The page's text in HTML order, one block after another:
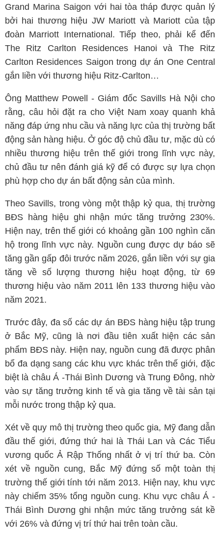
Grand Marina Saigon với hai tòa tháp được quản lý
bởi hai thương hiệu JW Mariott và Mariott của tập
đoàn Marriott International. Tiếp theo, phải kể đến
The Ritz Carlton Residences Hanoi và The Ritz
Carlton Residences Saigon trong dự án One Central
gắn liền với thương hiệu Ritz-Carlton…
Ông Matthew Powell - Giám đốc Savills Hà Nội cho
rằng, câu hỏi đặt ra cho Việt Nam xoay quanh khả
năng đáp ứng nhu cầu và năng lực của thị trường bất
động sản hàng hiệu. Ở góc độ chủ đầu tư, mặc dù có
nhiều thương hiệu trên thế giới trong lĩnh vực này,
chủ đầu tư nên đánh giá kỹ để có được sự lựa chọn
phù hợp cho dự án bất động sản của mình.
Theo Savills, trong vòng một thập kỷ qua, thị trường
BĐS hàng hiệu ghi nhận mức tăng trưởng 230%.
Hiện nay, trên thế giới có khoảng gần 100 nghìn căn
hộ trong lĩnh vực này. Nguồn cung được dự báo sẽ
tăng gần gấp đôi trước năm 2026, gắn liền với sự gia
tăng về số lượng thương hiệu hoạt động, từ 69
thương hiệu vào năm 2011 lên 133 thương hiệu vào
năm 2021.
Trước đây, đa số các dự án BĐS hàng hiệu tập trung
ở Bắc Mỹ, cũng là nơi đầu tiên xuất hiện các sản
phẩm BĐS này. Hiện nay, nguồn cung đã được phân
bổ đa dạng sang các khu vực khác trên thế giới, đặc
biệt là châu Á -Thái Bình Dương và Trung Đông, nhờ
vào sự tăng trưởng kinh tế và gia tăng về tài sản tại
mỗi nước trong thập kỷ qua.
Xét về quy mô thị trường theo quốc gia, Mỹ đang dẫn
đầu thế giới, đứng thứ hai là Thái Lan và Các Tiểu
vương quốc Ả Rập Thống nhất ở vị trí thứ ba. Còn
xét về nguồn cung, Bắc Mỹ đứng số một toàn thị
trường thế giới tính tới năm 2013. Hiện nay, khu vực
này chiếm 35% tổng nguồn cung. Khu vực châu Á -
Thái Bình Dương ghi nhận mức tăng trưởng sát kề
với 26% và đứng vị trí thứ hai trên toàn cầu.